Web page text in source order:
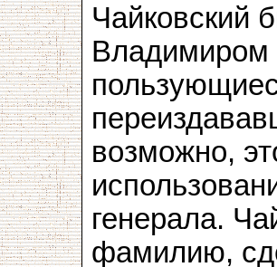
Чайковский
Владимиром
возможно,
генерала.
фамилию,